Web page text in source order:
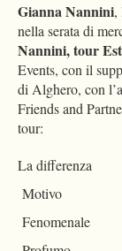
Gianna Nannini,
nella serata di
Nannini, tour
Events, con il
di Alghero, con
Friends and
tour:
La differenza
Motivo
Fenomenale